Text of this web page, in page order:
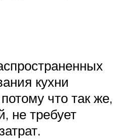
кухни
что так же,
не требует